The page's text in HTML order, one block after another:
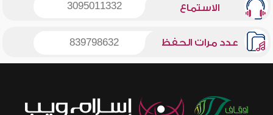
الاستماع 3095011332
عدد مرات الحفظ 839798632